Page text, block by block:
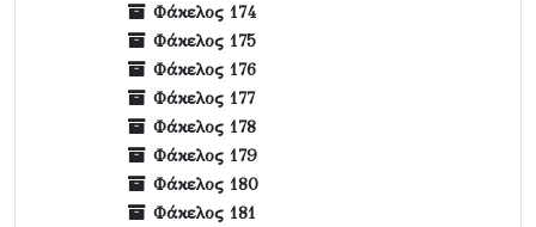
Φάκελος 174
Φάκελος 175
Φάκελος 176
Φάκελος 177
Φάκελος 178
Φάκελος 179
Φάκελος 180
Φάκελος 181